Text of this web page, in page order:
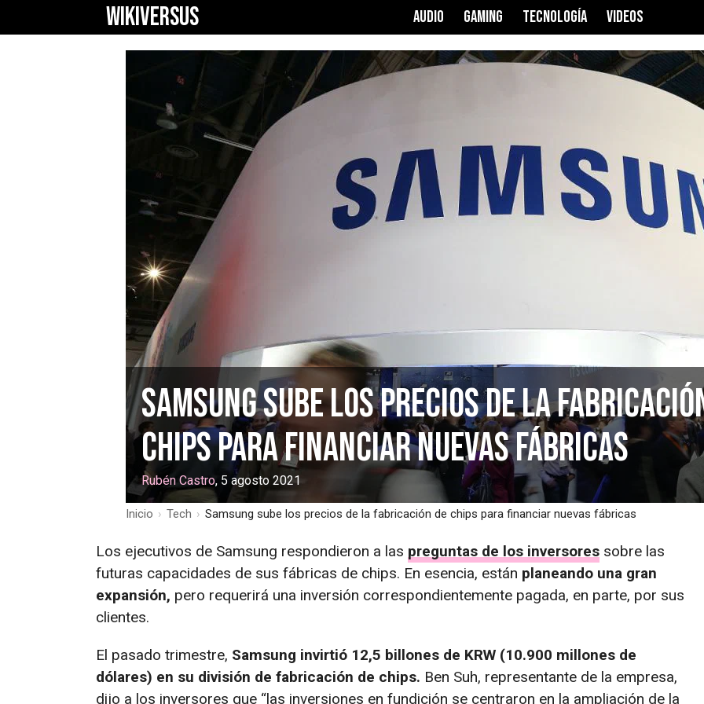
WIKIVERSUS AUDIO GAMING TECNOLOGÍA VIDEOS
Samsung sube los precios de la
chips para financiar nuevas fábricas
Rubén Castro, 5 agosto 2021
Inicio › Tech › Samsung sube los precios de la fabricación de chips para financiar nuevas fábricas
Los ejecutivos de Samsung respondieron a las preguntas de los inversores sobre las
futuras capacidades de sus fábricas de chips. En esencia, están planeando una gran
expansión, pero requerirá una inversión correspondientemente pagada, en parte, por sus
clientes.
El pasado trimestre, Samsung invirtió 12,5 billones de KRW (10.900 millones de
dólares) en su división de fabricación de chips. Ben Suh, representante de la empresa,
dijo a los inversores que “las inversiones en fundición se centraron en la ampliación de la